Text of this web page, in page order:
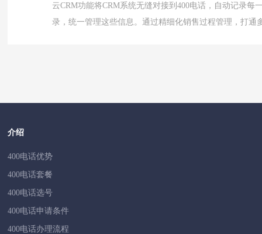
云CRM功能将CRM系统无缝对接到400电话，自动记录
录，统一管理这些信息。通过精细化销售过程管理，打通
介绍
400电话优势
400电话套餐
400电话选号
400电话申请条件
400电话办理流程